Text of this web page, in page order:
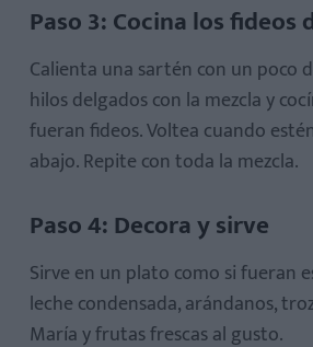
Paso 3: Cocina los fideos
Calienta una sartén con un poco
hilos delgados con la mezcla y
fueran fideos. Voltea cuando
abajo. Repite con toda la mezcla.
Paso 4: Decora y sirve
Sirve en un plato como si fueran
leche condensada, arándanos,
María y frutas frescas al gusto.